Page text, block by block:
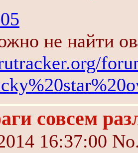
не найти
совсем
16:37:00